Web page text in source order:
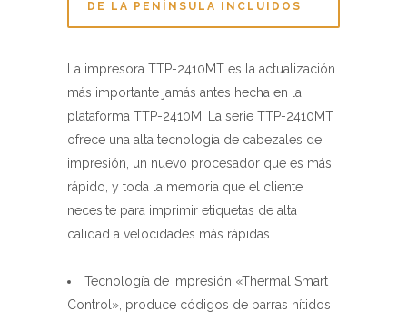
más importante jamás antes hecha en la
ofrece una alta tecnología de cabezales de
impresión, un nuevo procesador que es más
rápido, y toda la memoria que el cliente
necesite para imprimir etiquetas de alta
calidad a velocidades más rápidas.
Tecnología de impresión «Thermal Smart
Control», produce códigos de barras nítidos
Velocidad de impresión de hasta 356 mm
(14″) por seg